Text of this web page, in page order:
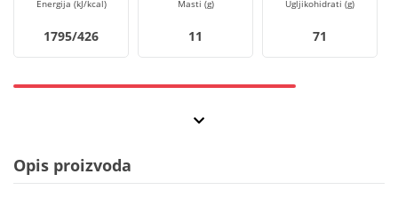
Energija (kJ/kcal)
1795/426
Masti (g)
11
Ugljikohidrati (g)
71
Opis proizvoda